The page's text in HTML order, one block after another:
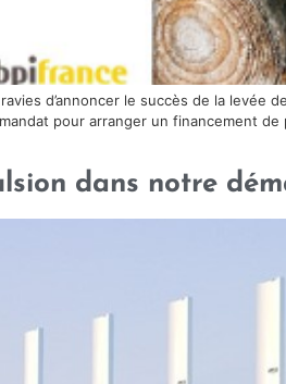
d’annoncer le succès de la
pour arranger un financement
dans notre